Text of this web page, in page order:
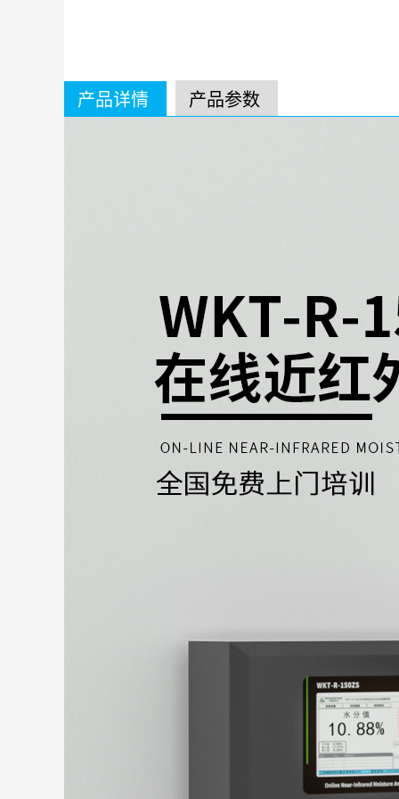
产品详情 产品参数